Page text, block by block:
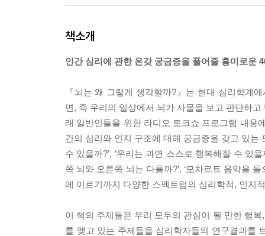
책소개
인간 심리에 관한 온갖 궁금증을 풀어줄 흥미로운
『뇌는 왜 그렇게 생각할까?』는 현대 심리학계
면, 즉 우리의 일상에서 뇌가 사물을 보고 판단하
래 일반인들을 위한 라디오 토크쇼 프로그램 내용
간의 심리와 인지 구조에 대해 궁금증을 갖고 있는
수 있을까?’, ‘우리는 과연 스스로 행복해질 수 있
쪽 뇌와 오른쪽 뇌는 다를까?’, ‘모차르트 음악을
에 이르기까지 다양한 스펙트럼의 심리학적, 인지
이 책의 주제들은 우리 모두의 관심이 될 만한 행
를 맺고 있는 주제들을 심리학자들의 연구결과를